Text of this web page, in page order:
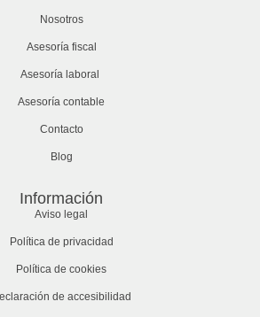
Nosotros
Asesoría fiscal
Asesoría laboral
Asesoría contable
Contacto
Blog
Información
Aviso legal
Política de privacidad
Política de cookies
de accesibilidad